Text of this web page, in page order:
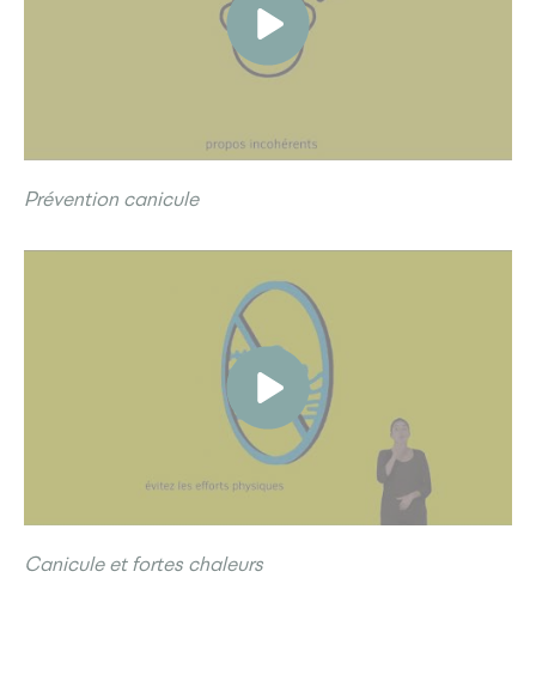
Prévention canicule
Canicule et fortes chaleurs